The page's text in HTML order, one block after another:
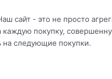
сайт - это не просто
покупку,
на следующие покупки.